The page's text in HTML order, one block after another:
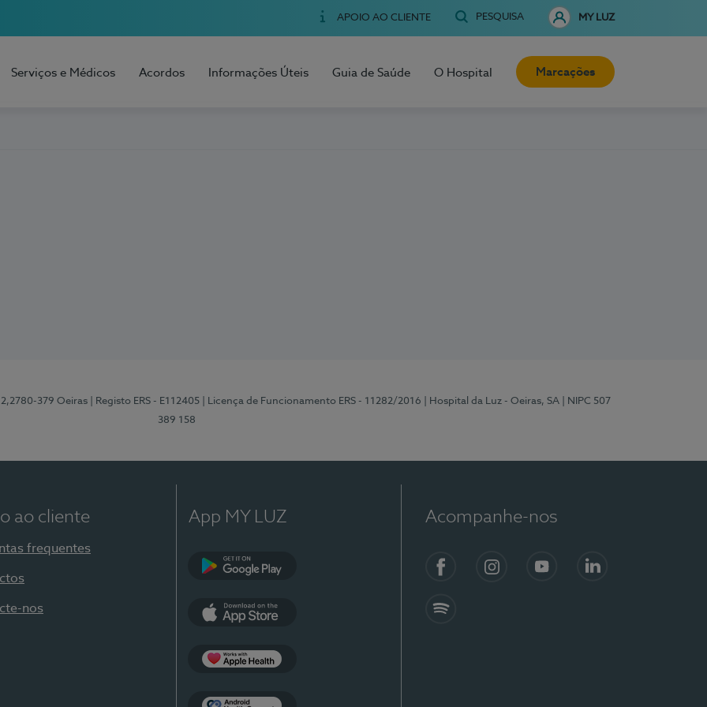
APOIO AO CLIENTE PESQUISA MY LUZ
Serviços e Médicos Acordos Informações Úteis Guia de Saúde O Hospital Marcações
379 Oeiras | Registo ERS - E112405 | Licença de Funcionamento ERS - 11282/2016 | Hospital da Luz - Oeiras, SA
| NIPC 507
389 158
ao cliente
frequentes
nos
App MY LUZ Acompanhe-nos